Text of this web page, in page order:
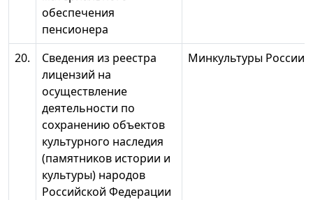
обеспечения
пенсионера
20.
Сведения из реестра
лицензий на
осуществление
деятельности по
сохранению объектов
культурного наследия
(памятников истории и
культуры) народов
Российской Федерации
Минкультуры России